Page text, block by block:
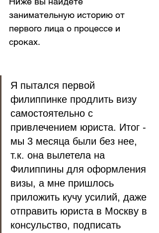
занимательную историю от
первого лица о процессе и
сроках.
Я пытался первой
филиппинке продлить визу
самостоятельно с
привлечением юриста. Итог -
мы 3 месяца были без нее,
т.к. она вылетела на
Филиппины для оформления
визы, а мне пришлось
приложить кучу усилий, даже
отправить юриста в Москву в
консульство, подписать